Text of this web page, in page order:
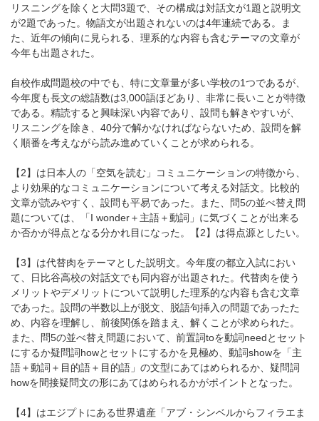
リスニングを除くと大問3題で、その構成は対話文が1題と説明文
が2題であった。物語文が出題されないのは4年連続である。ま
た、近年の傾向に見られる、理系的な内容も含むテーマの文章が
今年も出題された。
自校作成問題校の中でも、特に文章量が多い学校の1つであるが、
今年度も長文の総語数は3,000語ほどあり、非常に長いことが特徴
である。精読すると興味深い内容であり、設問も解きやすいが、
リスニングを除き、40分で解かなければならないため、設問を解
く順番を考えながら読み進めていくことが求められる。
【2】は日本人の「空気を読む」コミュニケーションの特徴から、
より効果的なコミュニケーションについて考える対話文。比較的
文章が読みやすく、設問も平易であった。また、問5の並べ替え問
題については、「I wonder＋主語＋動詞」に気づくことが出来る
か否かが得点となる分かれ目になった。【2】は得点源としたい。
【3】は代替肉をテーマとした説明文。今年度の都立入試におい
て、日比谷高校の対話文でも同内容が出題された。代替肉を使う
メリットやデメリットについて説明した理系的な内容も含む文章
であった。設問の半数以上が脱文、脱語句挿入の問題であったた
め、内容を理解し、前後関係を踏まえ、解くことが求められた。
また、問5の並べ替え問題において、前置詞toを動詞needとセット
にするか疑問詞howとセットにするかを見極め、動詞showを「主
語＋動詞＋目的語＋目的語」の文型にあてはめられるか、疑問詞
howを間接疑問文の形にあてはめられるかがポイントとなった。
【4】はエジプトにある世界遺産「アブ・シンベルからフィラエま